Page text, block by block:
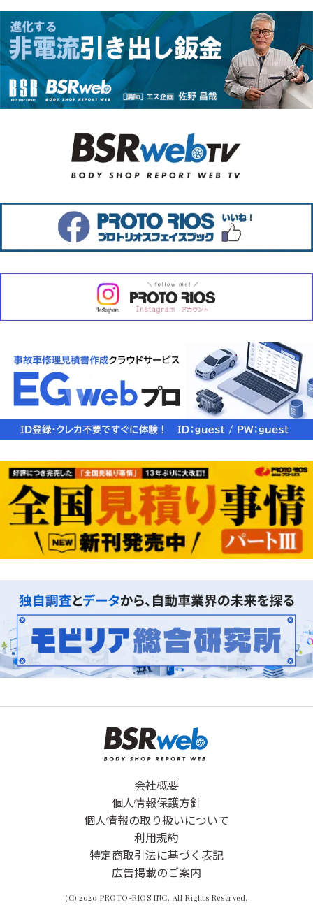
会社概要
個人情報保護方針
個人情報の取り扱いについて
利用規約
特定商取引法に基づく表記
広告掲載のご案内
(C) 2020 PROTO-RIOS INC. All Rights Reserved.